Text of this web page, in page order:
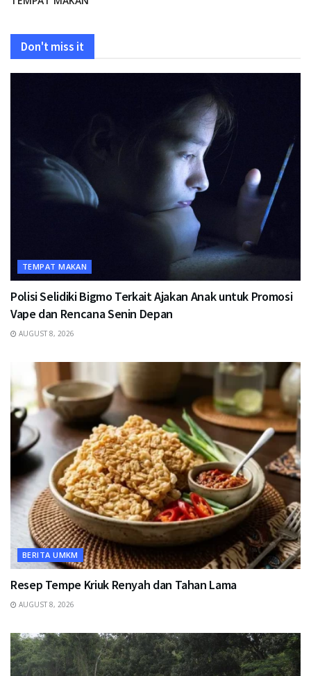
Don't miss it
TEMPAT MAKAN
Polisi Selidiki Bigmo Terkait Ajakan Anak untuk Promosi
Vape dan Rencana Senin Depan
AUGUST 8, 2026
BERITA UMKM
Resep Tempe Kriuk Renyah dan Tahan Lama
AUGUST 8, 2026